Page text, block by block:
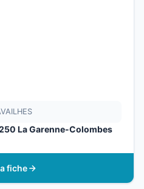
La Garenne-Colombes
fiche